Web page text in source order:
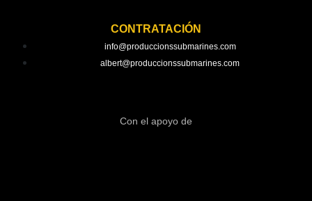
CONTRATACIÓN
info@produccionssubmarines.com
albert@produccionssubmarines.com
Con el apoyo de